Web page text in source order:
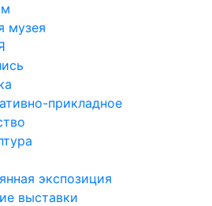
музея
прикладное
экспозиция
выставки